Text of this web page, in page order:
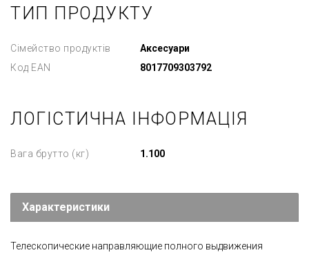
ТИП ПРОДУКТУ
Сімейство продуктів
Аксесуари
Код EAN
8017709303792
ЛОГІСТИЧНА ІНФОРМАЦІЯ
Вага брутто (кг) 1.100
Характеристики
Телескопические направляющие полного выдвижения